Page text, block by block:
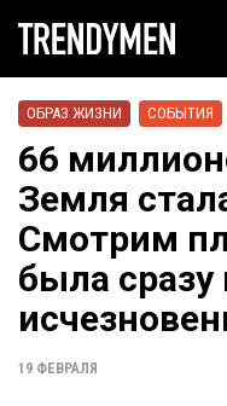
ОБРАЗ ЖИЗНИ СОБЫТИЯ
66
Земля
Смотрим
была сразу
19 ФЕВРАЛЯ